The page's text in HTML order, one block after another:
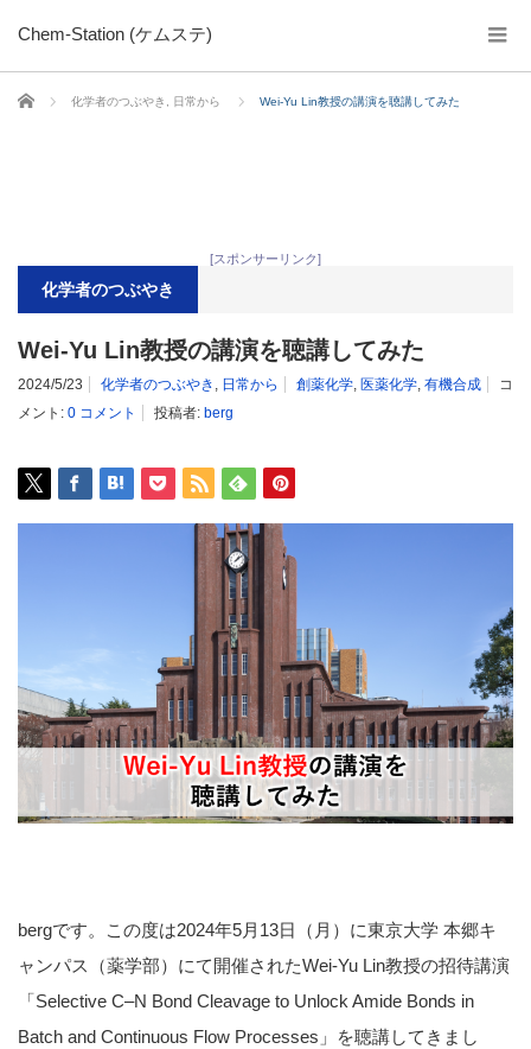
Chem-Station (ケムステ)
ホーム 化学者のつぶやき 日常から Wei-Yu Lin教授の講演を聴講してみた
[スポンサーリンク]
化学者のつぶやき
Wei-Yu Lin教授の講演を聴講してみた
2024/5/23 化学者のつぶやき , 日常から 創薬化学, 医薬化学, 有機合成
コ
メント: 0 コメント 投稿者: berg
bergです。この度は2024年5月13日（月）に東京大学 本郷キ
ャンパス（薬学部）にて開催されたWei-Yu Lin教授の招待講演
「Selective C–N Bond Cleavage to Unlock Amide Bonds in
Batch and Continuous Flow Processes」を聴講してきまし